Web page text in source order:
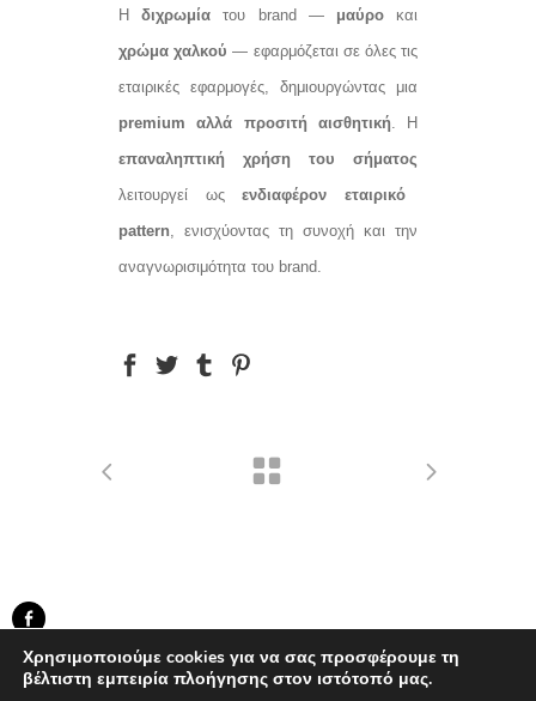
Ηδιχρωμία του brand — μαύροκαι
χρώμα χαλκού — εφαρμόζεται σε όλες τις
εταιρικές εφαρμογές, δημιουργώντας μια
premium αλλά προσιτή αισθητική . Η
επαναληπτική χρήση του σήματος
λειτουργεί ως ενδιαφέρον εταιρικό
pattern , ενισχύοντας τη συνοχή και την
αναγνωρισιμότητα του brand.
created by Knowledge Game
...developed byBWD
Χρησιμοποιούμε cookies για να σας προσφέρουμε τη
βέλτιστη εμπειρία πλοήγησης στον ιστότοπό μας.